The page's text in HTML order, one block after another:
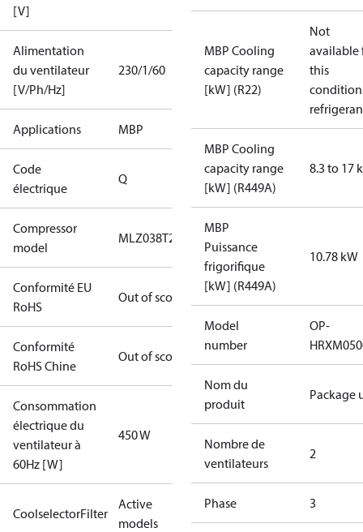
[V]
Alimentation
du ventilateur
[V/Ph/Hz]
230/1/60
Applications MBP
Code
électrique
Q
Compressor
model
MLZ038T2A
Conformité EU
RoHS
Out of scope
Conformité
RoHS Chine
Out of scope
Consommation
électrique du
ventilateur à
60Hz [W]
450 W
CoolselectorFilter
Active
models
MBP Cooling
capacity range
[kW] (R22)
Not
available
this
MBP Cooling
capacity range
[kW] (R449A)
8.3 to 17
MBP
Puissance
frigorifique
[kW] (R449A)
10.78 kW
Model
number
OP-
Nom du
produit
Package
Nombre de
ventilateurs
2
Phase 3